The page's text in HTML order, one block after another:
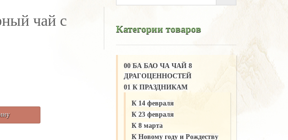
чай с
Категории товаров
00 БА БАО ЧА ЧАЙ 8
ДРАГОЦЕННОСТЕЙ
01 К ПРАЗДНИКАМ
К 14 февраля
К 23 февраля
К 8 марта
К Новому году и Рождеству